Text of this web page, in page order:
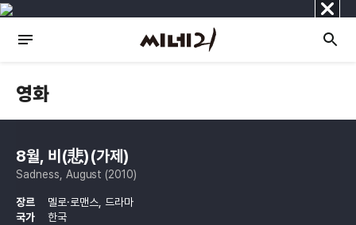
닫
기
영화
8월, 비(悲)(가제)
Sadness, August (2010)
장르
멜로·로맨스, 드라마
국가
한국